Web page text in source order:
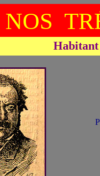
NOS
Habitant